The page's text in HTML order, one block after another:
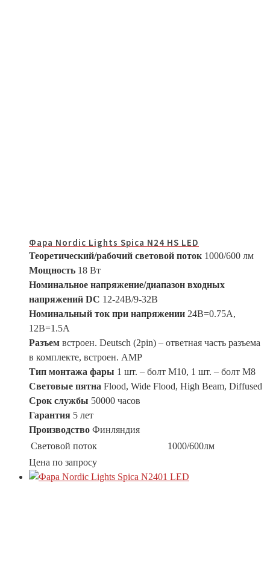
Фара Nordic Lights Spica N24 HS LED
Теоретический/рабочий световой поток 1000/600 лм
Мощность 18 Вт
Номинальное напряжение/диапазон входных
напряжений DC 12-24В/9-32В
Номинальный ток при напряжении 24В=0.75A,
12В=1.5A
Разъем встроен. Deutsch (2pin) – ответная часть разъема
в комплекте, встроен. АМР
Тип монтажа фары 1 шт. – болт М10, 1 шт. – болт М8
Световые пятна Flood, Wide Flood, High Beam, Diffused
Срок службы 50000 часов
Гарантия 5 лет
Производство Финляндия
Световой поток
1000/600лм
Цена по запросу